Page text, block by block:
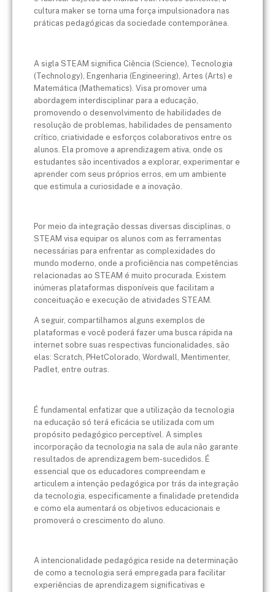
cultura maker se torna uma força impulsionadora nas
práticas pedagógicas da sociedade contemporânea.
A sigla STEAM significa Ciência (Science), Tecnologia
(Technology), Engenharia (Engineering), Artes (Arts) e
Matemática (Mathematics). Visa promover uma
abordagem interdisciplinar para a educação,
promovendo o desenvolvimento de habilidades de
resolução de problemas, habilidades de pensamento
crítico, criatividade e esforços colaborativos entre os
alunos. Ela promove a aprendizagem ativa, onde os
estudantes são incentivados a explorar, experimentar e
aprender com seus próprios erros, em um ambiente
que estimula a curiosidade e a inovação.
Por meio da integração dessas diversas disciplinas, o
STEAM visa equipar os alunos com as ferramentas
necessárias para enfrentar as complexidades do
mundo moderno, onde a proficiência nas competências
relacionadas ao STEAM é muito procurada. Existem
inúmeras plataformas disponíveis que facilitam a
conceituação e execução de atividades STEAM.
A seguir, compartilhamos alguns exemplos de
plataformas e você poderá fazer uma busca rápida na
internet sobre suas respectivas funcionalidades, são
elas: Scratch, PHetColorado, Wordwall, Mentimenter,
Padlet, entre outras.
É fundamental enfatizar que a utilização da tecnologia
na educação só terá eficácia se utilizada com um
propósito pedagógico perceptível. A simples
incorporação da tecnologia na sala de aula não garante
resultados de aprendizagem bem-sucedidos. É
essencial que os educadores compreendam e
articulem a intenção pedagógica por trás da integração
da tecnologia, especificamente a finalidade pretendida
e como ela aumentará os objetivos educacionais e
promoverá o crescimento do aluno.
A intencionalidade pedagógica reside na determinação
de como a tecnologia será empregada para facilitar
experiências de aprendizagem significativas e